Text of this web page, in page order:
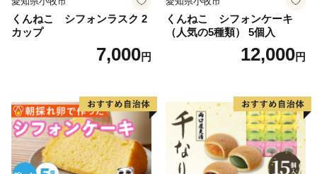
くんねこ シフォンラスク 2
カップ
7,000円
くんねこ シフォンケーキ
（人気の5種類） 5個入
12,000円